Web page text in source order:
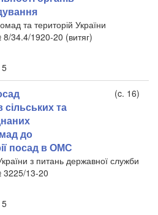
та територій України
34.4/1920-20 (витяг)
сільських та
до
посад в ОМС
(c. 16)
з питань державної служби
3225/13-20